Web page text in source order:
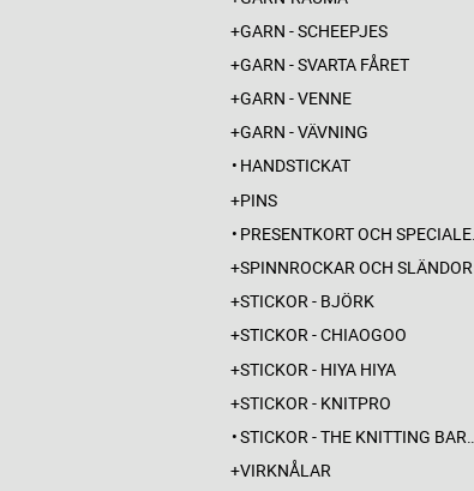
GARN - SCHEEPJES
GARN - SVARTA FÅRET
GARN - VENNE
GARN - VÄVNING
HANDSTICKAT
PINS
PRESENTKORT OCH SPECIALERBJUDANDEN
SPINNROCKAR OCH SLÄNDOR
STICKOR - BJÖRK
STICKOR - CHIAOGOO
STICKOR - HIYA HIYA
STICKOR - KNITPRO
STICKOR - THE KNITTING BARBER
VIRKNÅLAR